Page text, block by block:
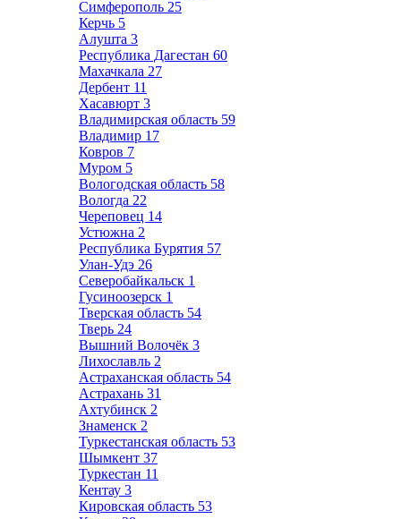
Симферополь 25
Керчь 5
Алушта 3
Республика Дагестан 60
Махачкала 27
Дербент 11
Хасавюрт 3
Владимирская область 59
Владимир 17
Ковров 7
Муром 5
Вологодская область 58
Вологда 22
Череповец 14
Устюжна 2
Республика Бурятия 57
Улан-Удэ 26
Северобайкальск 1
Гусиноозерск 1
Тверская область 54
Тверь 24
Вышний Волочёк 3
Лихославль 2
Астраханская область 54
Астрахань 31
Ахтубинск 2
Знаменск 2
Туркестанская область 53
Шымкент 37
Туркестан 11
Кентау 3
Кировская область 53